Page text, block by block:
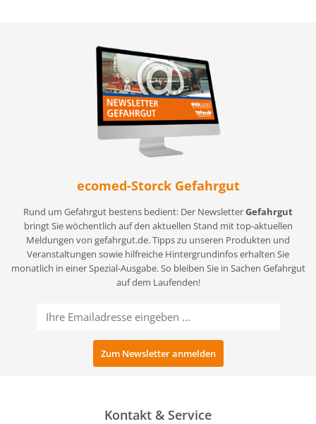
ecomed-Storck Gefahrgut
Rund um Gefahrgut bestens bedient: Der NewsletterGefahrgut
bringt Sie wöchentlich auf den aktuellen Stand mit top-aktuellen
Meldungen von gefahrgut.de. Tipps zu unseren Produkten und
Veranstaltungen sowie hilfreiche Hintergrundinfos erhalten Sie
monatlich in einer Spezial-Ausgabe. So bleiben Sie in Sachen Gefahrgut
auf dem Laufenden!
Kontakt & Service